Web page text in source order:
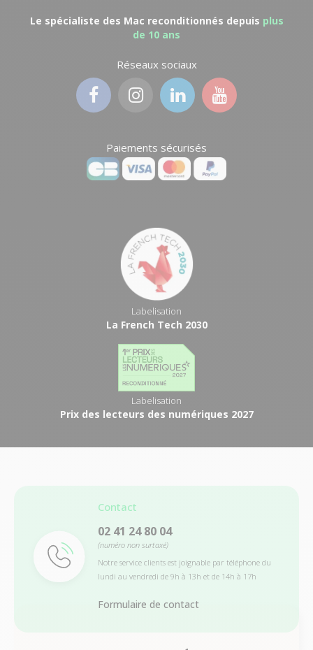
Le spécialiste des Mac reconditionnés depuis plus
de 10 ans
Réseaux sociaux
Paiements sécurisés
Labelisation
La French Tech 2030
Labelisation
Prix des lecteurs des numériques 2027
Contact
02 41 24 80 04
(numéro non surtaxé)
Notre service clients est joignable par téléphone du
lundi au vendredi de 9h à 13h et de 14h à 17h
Formulaire de contact